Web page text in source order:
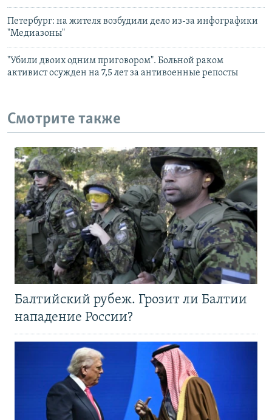
Петербург: на жителя возбудили дело из-за инфографики
"Медиазоны"
"Убили двоих одним приговором". Больной раком
активист осужден на 7,5 лет за антивоенные репосты
Смотрите также
Балтийский рубеж. Грозит ли Балтии
нападение России?